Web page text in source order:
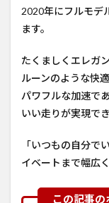
2020年にフルモデ
ます。
たくましくエレガ
ルーンのような快
パワフルな加速で
いい走りが実現で
「いつもの自分で
イベートまで幅広